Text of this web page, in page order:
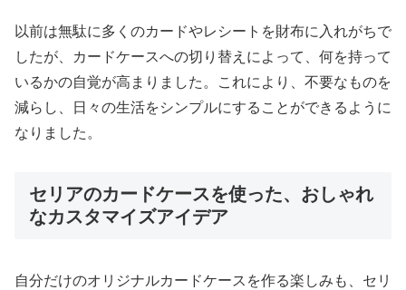
以前は無駄に多くのカードやレシートを財布に入れがちで
したが、カードケースへの切り替えによって、何を持って
いるかの自覚が高まりました。これにより、不要なものを
減らし、日々の生活をシンプルにすることができるように
なりました。
セリアのカードケースを使った、おしゃれ
なカスタマイズアイデア
自分だけのオリジナルカードケースを作る楽しみも、セリ